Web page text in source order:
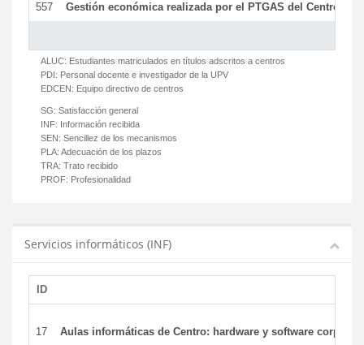
557 Gestión económica realizada por el PTGAS del Centro
ALUC: Estudiantes matriculados en títulos adscritos a centros
PDI: Personal docente e investigador de la UPV
EDCEN: Equipo directivo de centros
SG: Satisfacción general
INF: Información recibida
SEN: Sencillez de los mecanismos
PLA: Adecuación de los plazos
TRA: Trato recibido
PROF: Profesionalidad
Servicios informáticos (INF)
ID
17 Aulas informáticas de Centro: hardware y software